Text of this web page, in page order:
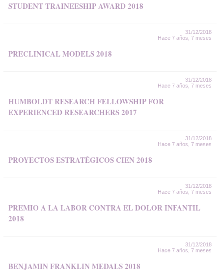
STUDENT TRAINEESHIP AWARD 2018
31/12/2018
Hace 7 años, 7 meses
PRECLINICAL MODELS 2018
31/12/2018
Hace 7 años, 7 meses
HUMBOLDT RESEARCH FELLOWSHIP FOR
EXPERIENCED RESEARCHERS 2017
31/12/2018
Hace 7 años, 7 meses
PROYECTOS ESTRATÉGICOS CIEN 2018
31/12/2018
Hace 7 años, 7 meses
PREMIO A LA LABOR CONTRA EL DOLOR INFANTIL
2018
31/12/2018
Hace 7 años, 7 meses
BENJAMIN FRANKLIN MEDALS 2018